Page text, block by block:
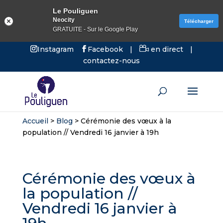
Instagram Facebook | en direct
|
contactez-nous
Accueil> Blog > Cérémonie des vœux à la
population // Vendredi 16 janvier à 19h
Cérémonie des vœux à
la population //
Vendredi 16 janvier à
Le Pouliguen
Neocity
GRATUITE - Sur le Google Play
Télécharger